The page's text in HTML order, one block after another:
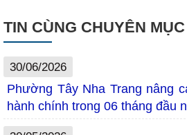
TIN CÙNG CHUYÊN MỤC
30/06/2026
Phường Tây Nha Trang nâng
hành chính trong 06 tháng đầu